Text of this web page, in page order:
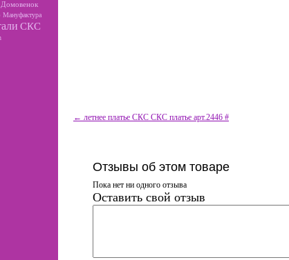
Домовенок
Мануфактура
СКС
← летнее платье СКС СКС платье арт.2446 #
Отзывы об этом товаре
Пока нет ни одного отзыва
Оставить свой отзыв